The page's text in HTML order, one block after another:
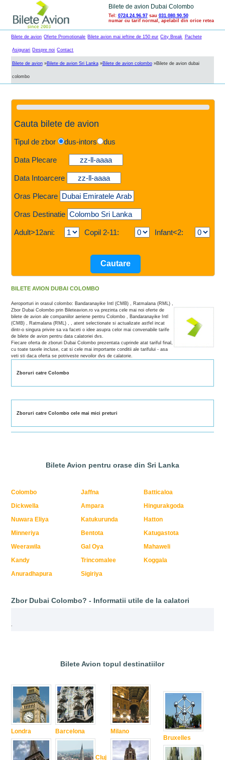
Bilete de avion Dubai Colombo
Tel: 0724.24.96.97sau 031.080.90.50
numar cu tarif normal, apelabil din orice retea
Bilete de avion Oferte Promotionale Bilete avion mai ieftine de 150 eur City Break Pachete
Asigurari Despre noi Contact
Bilete de avion»Bilete de avion Sri Lanka»Bilete de avion colombo»Bilete de avion dubai
colombo
Cauta bilete de avion
Tipul de zbor dus-intors dus
Data Plecare
Data Intoarcere
Oras Plecare
Oras Destinatie
Adult>12ani: Copil 2-11: Infant<2:
BILETE AVION DUBAI COLOMBO
Aeroporturi in orasul colombo: Bandaranayike Intl (CMB) , Ratmalana (RML) ,
Zbor Dubai Colombo prin Bileteavion.ro va prezinta cele mai noi oferte de
bilete de avion ale companiilor aeriene pentru Colombo , Bandaranayike Intl
(CMB) , Ratmalana (RML) , , atent selectionate si actualizate astfel incat
dintr-o singura privire sa va faceti o idee asupra celor mai convenabile tarife
de bilete de avion pentru data calatoriei dvs.
Fiecare oferta de zboruri Dubai Colombo prezentata cuprinde atat tariful final,
cu toate taxele incluse, cat si cele mai importante conditii ale tarifului - asa
veti sti daca oferta se potriveste nevoilor dvs de calatorie.
Zboruri catre Colombo
Zboruri catre Colombo cele mai mici preturi
Bilete Avion pentru orase din Sri Lanka
Colombo Jaffna
Batticaloa
Dickwella
Ampara
Hingurakgoda
Nuwara Eliya
Katukurunda
Hatton
Minneriya
Bentota
Katugastota
Weerawila
Gal Oya
Mahaweli
Kandy
Trincomalee
Koggala
Anuradhapura
Sigiriya
Zbor Dubai Colombo? - Informatii utile de la calatori
.
Bilete Avion topul destinatiilor
Londra Barcelona
Cluj
Milano
Bruxelles